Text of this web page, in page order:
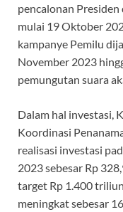
pencalonan
mulai 19 Oktober
kampanye Pemilu
November 2023
pemungutan suara
Dalam hal investasi,
Koordinasi
realisasi investasi
2023 sebesar Rp
target Rp 1.400
meningkat sebesar